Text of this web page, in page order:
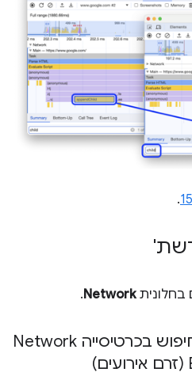
.
בחלוניתNetwork
.
כפתור הניקוי ומסנן החיפוש בכרטיסייה Network